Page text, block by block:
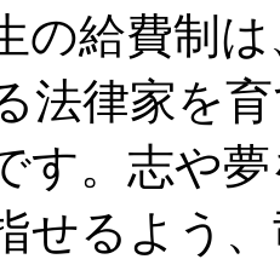
の給費制は
法律家を
す。志や
せるよう